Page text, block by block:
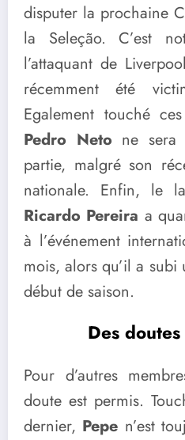
disputer la prochaine
la Seleção. C’est
l’attaquant de
récemment été
Egalement touché
Pedro Neto ne
partie, malgré son
nationale. Enfin, le
Ricardo Pereira a
à l’événement
mois, alors qu’il a subi
début de saison.
Des
Pour d’autres
doute est permis.
dernier, Pepe n’est